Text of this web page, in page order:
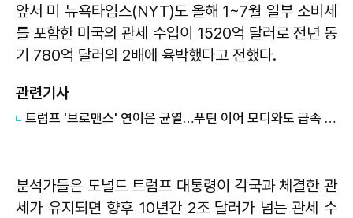
앞서 미 뉴욕타임스(NYT)도 올해 1~7월 일부 소비세
를 포함한 미국의 관세 수입이 1520억 달러로 전년 동
기 780억 달러의 2배에 육박했다고 전했다.
관련기사
트럼프 '브로맨스' 연이은 균열…푸틴 이어 모디와도 급속 냉각
분석가들은 도널드 트럼프 대통령이 각국과 체결한 관
세가 유지되면 향후 10년간 2조 달러가 넘는 관세 수